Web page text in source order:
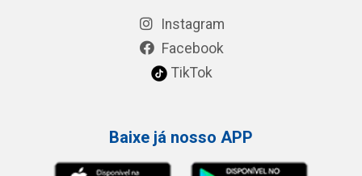
Instagram
Facebook
TikTok
Baixe já nosso APP